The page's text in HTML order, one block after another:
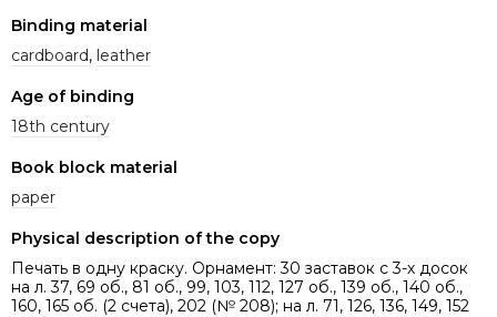
Binding material
cardboard, leather
Age of binding
18th century
Book block material
paper
Physical description of the copy
Печать в одну краску. Орнамент: 30 заставок c 3-х досок
на л. 37, 69 об., 81 об., 99, 103, 112, 127 об., 139 об., 140 об.,
160, 165 об. (2 счета), 202 (№ 208); на л. 71, 126, 136, 149, 152